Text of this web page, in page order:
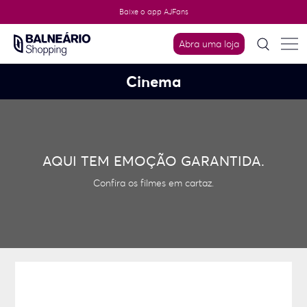
content
Baixe o app AJFans
Abra uma loja
Cinema
AQUI TEM EMOÇÃO GARANTIDA.
Confira os filmes em cartaz.